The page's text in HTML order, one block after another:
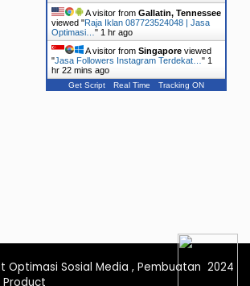
A visitor from Gallatin, Tennessee
viewed "Raja Iklan 087723524048 | Jasa
Optimasi… " 1 hr ago
A visitor from Singapore viewed
"Jasa Followers Instagram Terdekat… " 1
hr 22 mins ago
Get Script Real Time Tracking ON
Optimasi Sosial Media , Pembuatan 2024